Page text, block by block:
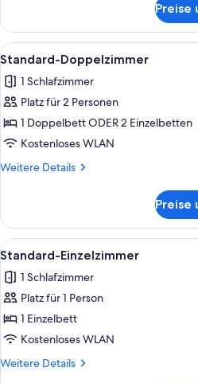
Preise
Alle
Fotos
für
Standard-
Doppelzimmer
anzeigen
5
Standard-Doppelzimmer
1 Schlafzimmer
Platz für 2 Personen
1 Doppelbett ODER 2 Einzelbetten
Kostenloses WLAN
Weitere Details
Weitere
Doppelzimmer
Preise
Alle
Fotos
für
Standard-
Einzelzimmer
anzeigen
4
Standard-Einzelzimmer
1 Schlafzimmer
Platz für 1 Person
1 Einzelbett
Kostenloses WLAN
Weitere Details
Weitere